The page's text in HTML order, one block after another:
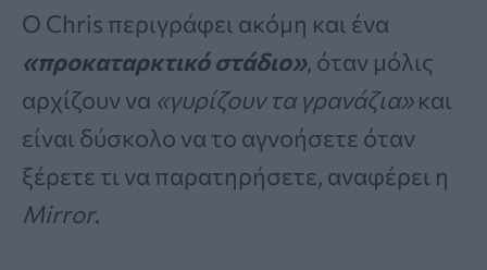
Ο Chris περιγράφει ακόμη και ένα
«προκαταρκτικό στάδιο», όταν μόλις
αρχίζουν να «γυρίζουν τα γρανάζια»και
είναι δύσκολο να το αγνοήσετε όταν
ξέρετε τι να παρατηρήσετε, αναφέρει η
Mirror.